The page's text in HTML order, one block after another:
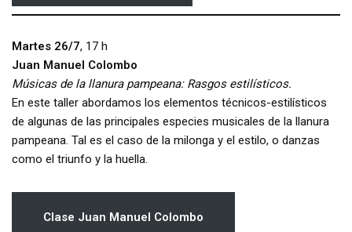
Martes 26/7, 17 h
Juan Manuel Colombo
Músicas de la llanura pampeana: Rasgos estilísticos.
En este taller abordamos los elementos técnicos-estilísticos
de algunas de las principales especies musicales de la llanura
pampeana. Tal es el caso de la milonga y el estilo, o danzas
como el triunfo y la huella.
Clase Juan Manuel Colombo